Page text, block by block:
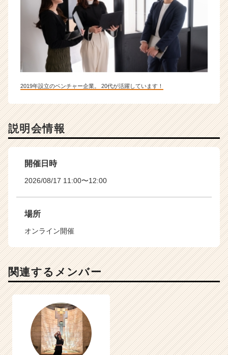
2019年設立のベンチャー企業。 20代が活躍しています！
説明会情報
開催日時
2026/08/17 11:00〜12:00
場所
オンライン開催
関連するメンバー